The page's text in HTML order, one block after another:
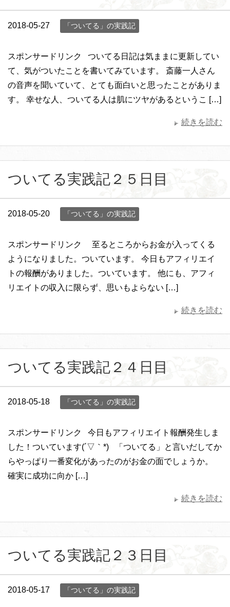
2018-05-27 「ついてる」の実践記
スポンサードリンク ついてる日記は気ままに更新してい
て、気がついたことを書いてみています。 斎藤一人さん
の音声を聞いていて、とても面白いと思ったことがありま
す。 幸せな人、ついてる人は肌にツヤがあるというこ […]
続きを読む
ついてる実践記２５日目
2018-05-20 「ついてる」の実践記
スポンサードリンク 至るところからお金が入ってくる
ようになりました。ついています。 今日もアフィリエイ
トの報酬がありました。ついています。 他にも、アフィ
リエイトの収入に限らず、思いもよらない […]
続きを読む
ついてる実践記２４日目
2018-05-18 「ついてる」の実践記
スポンサードリンク 今日もアフィリエイト報酬発生しま
した！ついています(´▽｀*) 「ついてる」と言いだしてか
らやっぱり一番変化があったのがお金の面でしょうか。
確実に成功に向か […]
続きを読む
ついてる実践記２３日目
2018-05-17 「ついてる」の実践記